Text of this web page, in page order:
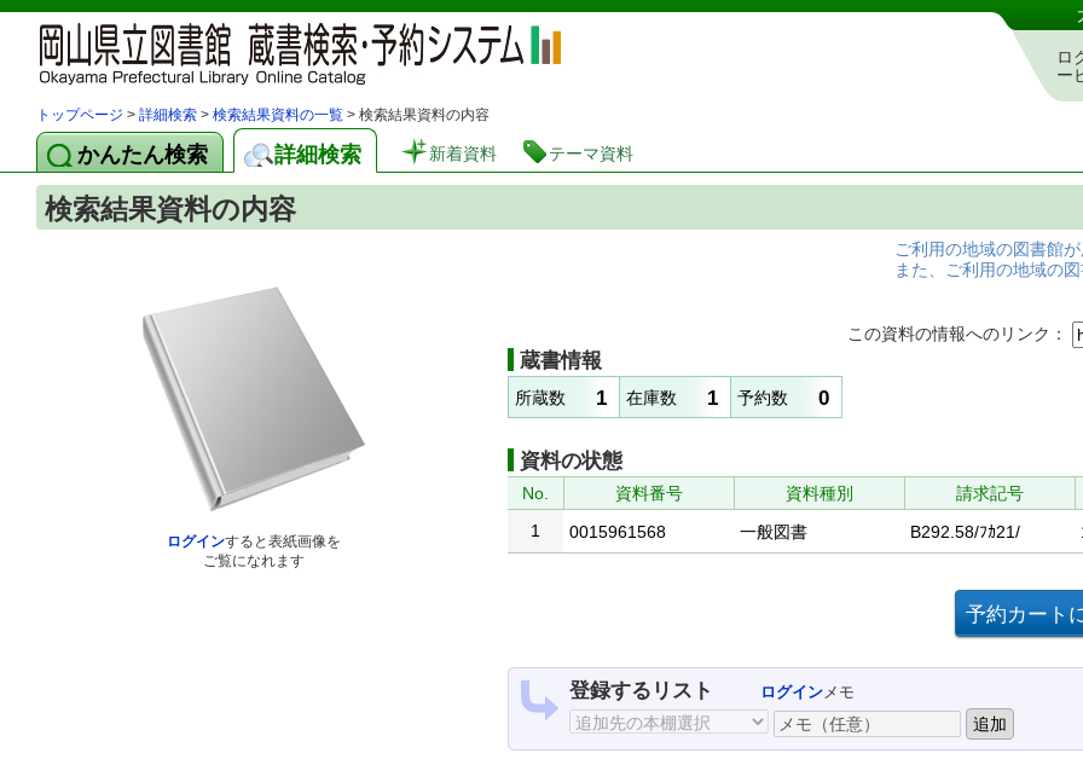
岡山県立図書館 蔵書検索・予約システム
ロ
ー
トップページ > 詳細検索 > 検索結果資料の一覧 > 検索結果資料の内容
かんたん検索 詳細検索 新着資料 テーマ資料
検索結果資料の内容
ログインすると表紙画像を
ご覧になれます
ご利用の地域の図書館
また、ご利用の地域の
この資料の情報へのリンク：
蔵書情報
所蔵数 1 在庫数 1 予約数 0
資料の状態
No. 資料番号 資料種別
請求記号
1
0015961568 一般図書 B292.58/ﾌｶ21/
登録するリスト ログインメモ